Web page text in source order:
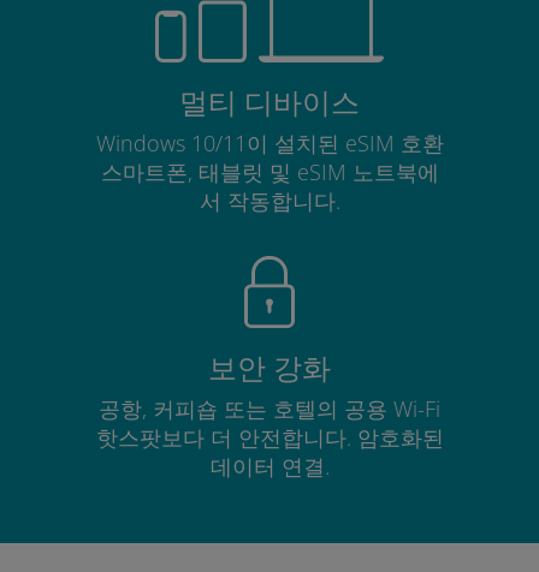
멀티 디바이스
Windows 10/11이 설치된 eSIM 호환
스마트폰, 태블릿 및 eSIM 노트북에
서 작동합니다.
보안 강화
공항, 커피숍 또는 호텔의 공용 Wi-Fi
핫스팟보다 더 안전합니다. 암호화된
데이터 연결.